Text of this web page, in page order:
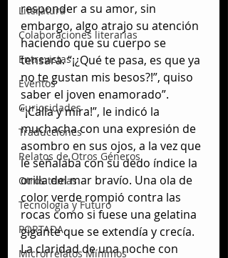
Literatura
Colaboraciones literarias
Entrevistas
Eventos
Curiosidades
Traducciones
Relatos de Otros Géneros
Otros temas
Tecnología y Futuro
PORTADA
Microrrelatos Mínimos
responder a su amor, sin
embargo, algo atrajo su atención
haciendo que su cuerpo se
tensara. “¡¿Qué te pasa, es que ya
no te gustan mis besos?!”, quiso
saber el joven enamorado”.
“¡Calla y mira!”, le indicó la
muchacha con una expresión de
asombro en sus ojos, a la vez que
le señalaba con su dedo índice la
orilla del mar bravío. Una ola de
color verde rompió contra las
rocas como si fuese una gelatina
gigante que se extendía y crecía.
La claridad de una noche con